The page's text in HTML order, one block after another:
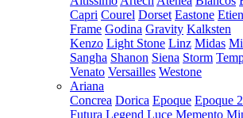
Capri Courel Dorset Eastone
Frame Godina Gravity Kalksten
Kenzo Light Stone Linz Midas
Sangha Shanon Siena Storm
Venato Versailles Westone
Ariana
Concrea Dorica Epoque Epoque
Futura Legend Luce Memento